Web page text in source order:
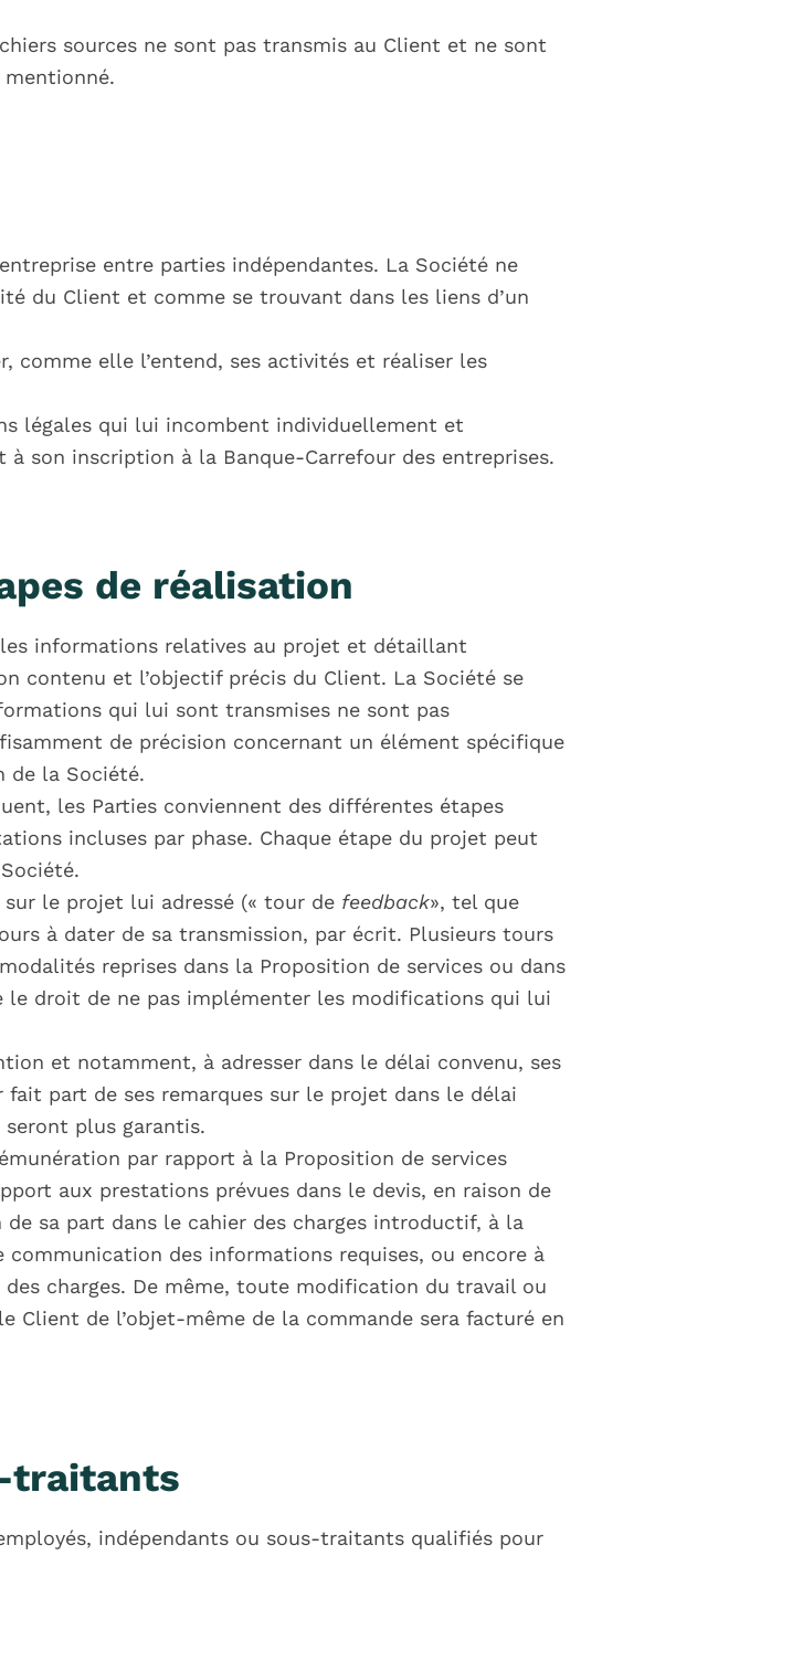
sources ne sont pas transmis au Client et ne sont
entre parties indépendantes. La Société ne
du Client et comme se trouvant dans les liens d’un
comme elle l’entend, ses activités et réaliser les
légales qui lui incombent individuellement et
son inscription à la Banque-Carrefour des entreprises.
de réalisation
informations relatives au projet et détaillant
contenu et l’objectif précis du Client. La Société se
qui lui sont transmises ne sont pas
de précision concernant un élément spécifique
de la Société.
les Parties conviennent des différentes étapes
incluses par phase. Chaque étape du projet peut
le projet lui adressé (« tour de feedback», tel que
à dater de sa transmission, par écrit. Plusieurs tours
reprises dans la Proposition de services ou dans
le droit de ne pas implémenter les modifications qui lui
et notamment, à adresser dans le délai convenu, ses
part de ses remarques sur le projet dans le délai
plus garantis.
par rapport à la Proposition de services
aux prestations prévues dans le devis, en raison de
sa part dans le cahier des charges introductif, à la
des informations requises, ou encore à
charges. De même, toute modification du travail ou
de l’objet-même de la commande sera facturé en
traitants
indépendants ou sous-traitants qualifiés pour